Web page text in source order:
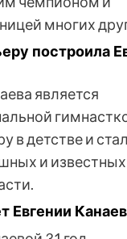
многих
построила
является
в детстве и
и
Евгении